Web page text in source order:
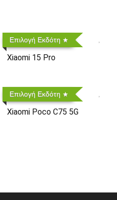
Επιλογή Εκδότη
Xiaomi 15 Pro
Επιλογή Εκδότη
Xiaomi Poco C75 5G